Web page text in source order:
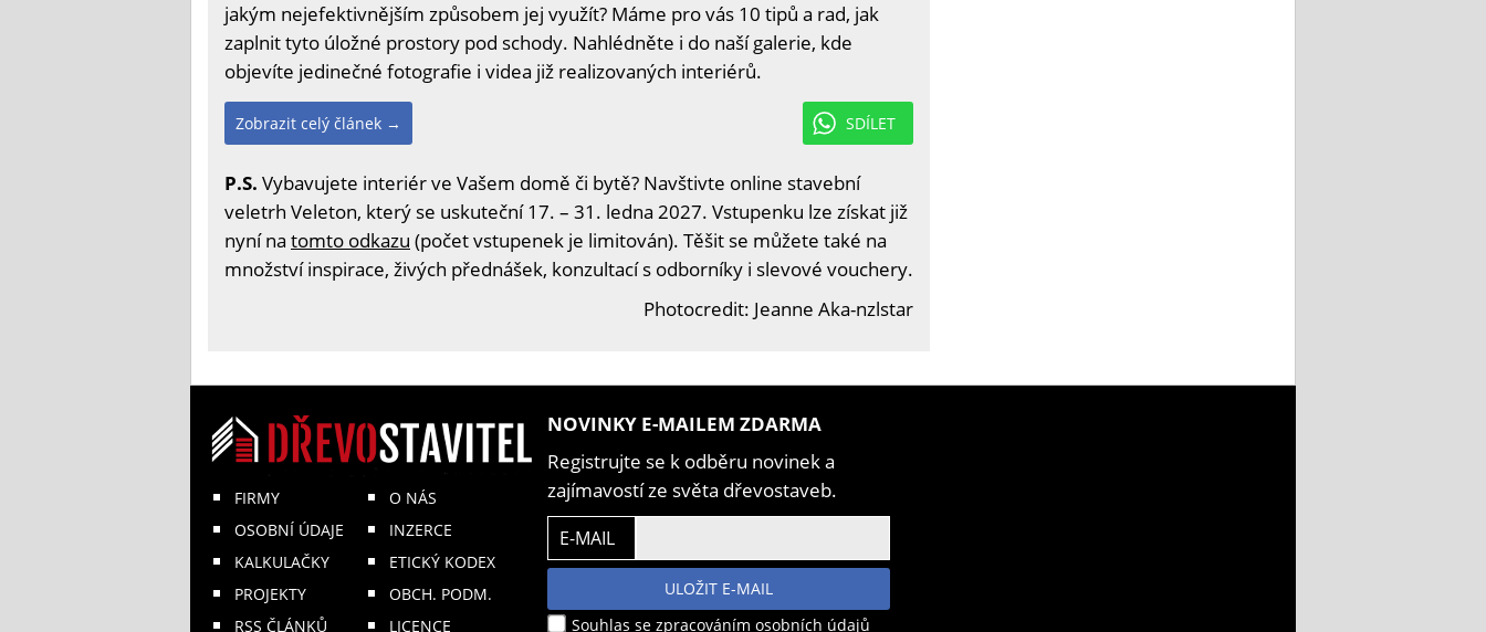
jakým nejefektivnějším způsobem jej využít? Máme pro vás 10 tipů a rad, jak
zaplnit tyto úložné prostory pod schody. Nahlédněte i do naší galerie, kde
objevíte jedinečné fotografie i videa již realizovaných interiérů.
SDÍLET
Zobrazit celý článek →
P.S. Vybavujete interiér ve Vašem domě či bytě? Navštivte online stavební
veletrh Veleton, který se uskuteční 17. – 31. ledna 2027. Vstupenku lze získat již
nyní na tomto odkazu (počet vstupenek je limitován). Těšit se můžete také na
množství inspirace, živých přednášek, konzultací s odborníky i slevové vouchery.
Photocredit: Jeanne Aka-nzlstar
FIRMY
OSOBNÍ ÚDAJE
KALKULAČKY
PROJEKTY
RSS ČLÁNKŮ
O NÁS
INZERCE
ETICKÝ KODEX
OBCH. PODM.
LICENCE
NOVINKY E-MAILEM ZDARMA
Registrujte se k odběru novinek a
zajímavostí ze světa dřevostaveb.
E-MAIL
ULOŽIT E-MAIL
Souhlas se zpracováním osobních údajů